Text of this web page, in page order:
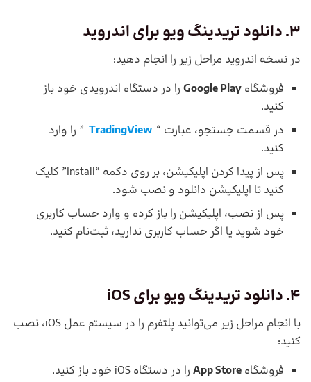
3. دانلود تریدینگ ویوبرای اندروید
در نسخه اندروید مراحل زیر را انجام دهید:
فروشگاه Google Play را در دستگاه اندرویدی خود باز
کنید.
در قسمت جستجو، عبارت “ TradingView ” را وارد
کنید.
پس از پیدا کردن اپلیکیشن، بر روی دکمه “Install” کلیک
کنید تا اپلیکیشن دانلود و نصب شود.
پس از نصب، اپلیکیشن را باز کرده و وارد حساب کاربری
خود شوید یا اگر حساب کاربری ندارید، ثبت‌نام کنید.
4. دانلود تریدینگ ویوبرای
با انجام مراحل زیر می‌توانید پلتفرم را در سیستم عمل iOS، نصب
کنید:
فروشگاه App Store را در دستگاه iOS خود باز کنید.